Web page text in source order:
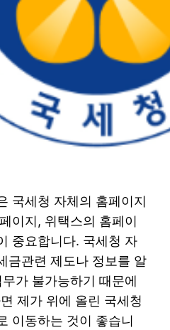
국세청 자체의 홈페이지
이지, 위택스의 홈페이
중요합니다. 국세청 자
금관련 제도나 정보를 알
가 불가능하기 때문에
제가 위에 올린 국세청
이동하는 것이 좋습니